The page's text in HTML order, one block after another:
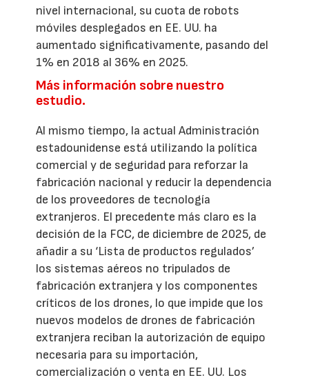
nivel internacional, su cuota de robots
móviles desplegados en EE. UU. ha
aumentado significativamente, pasando del
1% en 2018 al 36% en 2025.
Más información sobre nuestro
estudio.
Al mismo tiempo, la actual Administración
estadounidense está utilizando la política
comercial y de seguridad para reforzar la
fabricación nacional y reducir la dependencia
de los proveedores de tecnología
extranjeros. El precedente más claro es la
decisión de la FCC, de diciembre de 2025, de
añadir a su ‘Lista de productos regulados’
los sistemas aéreos no tripulados de
fabricación extranjera y los componentes
críticos de los drones, lo que impide que los
nuevos modelos de drones de fabricación
extranjera reciban la autorización de equipo
necesaria para su importación,
comercialización o venta en EE. UU. Los